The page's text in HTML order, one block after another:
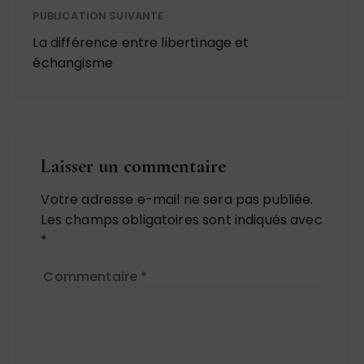
PUBLICATION SUIVANTE
La différence entre libertinage et
échangisme
Laisser un commentaire
Votre adresse e-mail ne sera pas publiée.
Les champs obligatoires sont indiqués avec
*
Commentaire *